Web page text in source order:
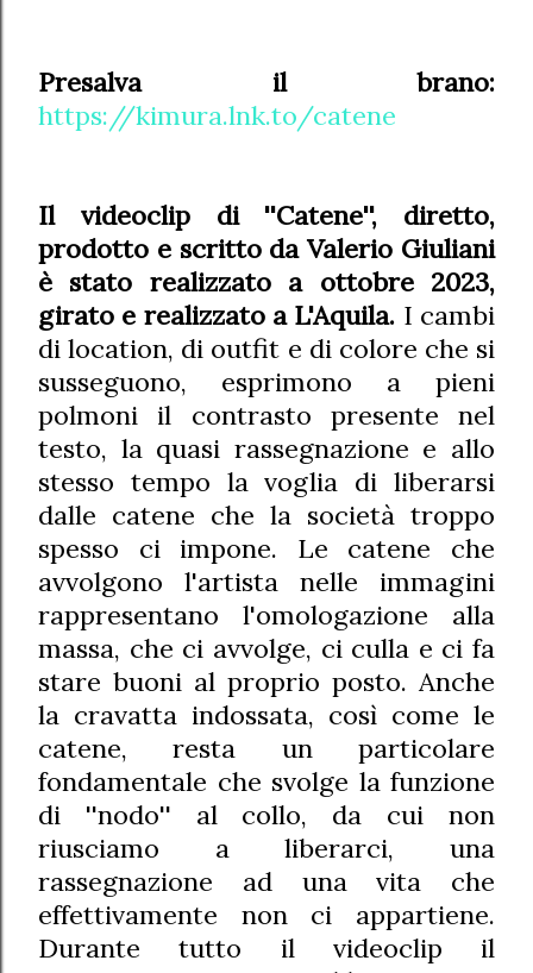
Presalva il brano:
https://kimura.lnk.to/catene
Il videoclip di ''Catene'', diretto,
prodotto e scritto da Valerio Giuliani
è stato realizzato a ottobre 2023,
girato e realizzato a L'Aquila. I cambi
di location, di outfit e di colore che si
susseguono, esprimono a pieni
polmoni il contrasto presente nel
testo, la quasi rassegnazione e allo
stesso tempo la voglia di liberarsi
dalle catene che la società troppo
spesso ci impone. Le catene che
avvolgono l'artista nelle immagini
rappresentano l'omologazione alla
massa, che ci avvolge, ci culla e ci fa
stare buoni al proprio posto. Anche
la cravatta indossata, così come le
catene, resta un particolare
fondamentale che svolge la funzione
di ''nodo'' al collo, da cui non
riusciamo a liberarci, una
rassegnazione ad una vita che
effettivamente non ci appartiene.
Durante tutto il videoclip il